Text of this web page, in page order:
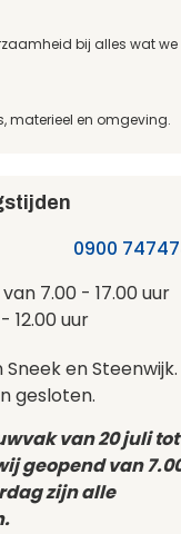
bij alles wat we
materieel en omgeving.
0900
7.00 - 17.00 uur
12.00 uur
en Steenwijk.
gesloten.
van 20 juli
geopend van
zijn alle